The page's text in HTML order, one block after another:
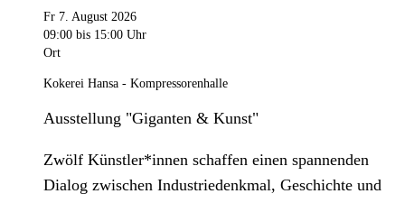
Fr 7. August 2026
09:00 bis 15:00 Uhr
Ort
Kokerei Hansa - Kompressorenhalle
Ausstellung "Giganten & Kunst"
Zwölf Künstler*innen schaffen einen spannenden
Dialog zwischen Industriedenkmal, Geschichte und